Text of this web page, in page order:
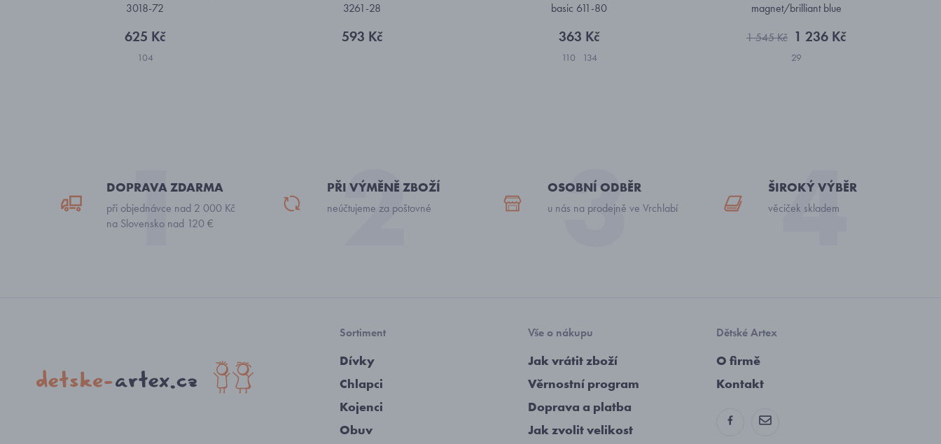
3018-72
625 Kč
104
3261-28
593 Kč
basic 611-80
363 Kč
110 134
magnet/brilliant blue
1 545 Kč 1 236 Kč
29
DOPRAVA ZDARMA
při objednávce nad 2 000 Kč
na Slovensko nad 120 €
PŘI VÝMĚNĚ ZBOŽÍ
neúčtujeme za poštovné
OSOBNÍ ODBĚR
u nás na prodejně ve Vrchlabí
ŠIROKÝ VÝBĚR
věciček skladem
Sortiment
Dívky
Chlapci
Kojenci
Obuv
Vše o nákupu
Jak vrátit zboží
Věrnostní program
Doprava a platba
Jak zvolit velikost
Dětské Artex
O firmě
Kontakt